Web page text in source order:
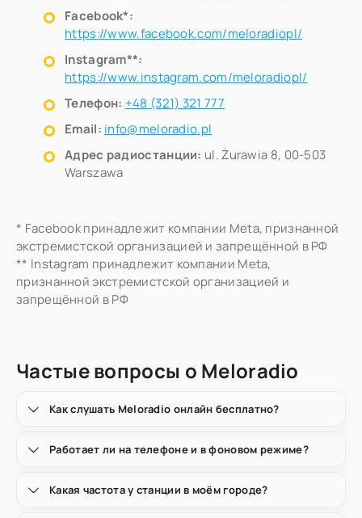
Facebook*:
https://www.facebook.com/meloradiopl/
Instagram**:
https://www.instagram.com/meloradiopl/
Телефон: +48 (321) 321 777
Email: info@meloradio.pl
Адрес радиостанции: ul. Żurawia 8, 00-503
Warszawa
* Facebook принадлежит компании Meta, признанной
экстремистской организацией и запрещённой в РФ
** Instagram принадлежит компании Meta,
признанной экстремистской организацией и
запрещённой в РФ
Частые вопросы о Meloradio
Как слушать Meloradio онлайн бесплатно?
Работает ли на телефоне и в фоновом режиме?
Какая частота у станции в моём городе?